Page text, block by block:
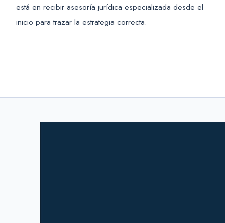
está en recibir asesoría jurídica especializada desde el
inicio para trazar la estrategia correcta.